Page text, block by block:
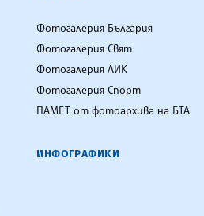
Фотогалерия България
Фотогалерия Свят
Фотогалерия ЛИК
Фотогалерия Спорт
ПАМЕТ от фотоархива на БТА
ИНФОГРАФИКИ